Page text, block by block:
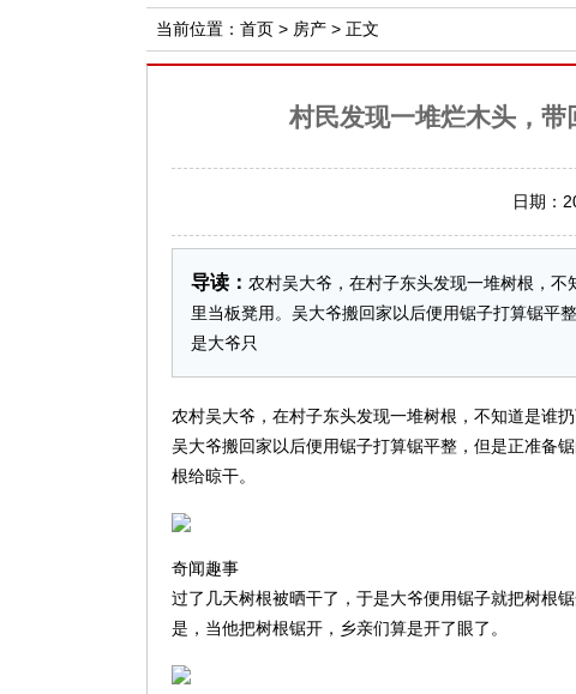
当前位置： 首页 > 房产 > 正文
村民发现一堆烂木头，
日期：
导读： 农村吴大爷，在村子东头发现一堆树根，
里当板凳用。吴大爷搬回家以后便用锯子打算锯平
是大爷只
农村吴大爷，在村子东头发现一堆树根，不知道是谁
吴大爷搬回家以后便用锯子打算锯平整，但是正准备
根给晾干。
奇闻趣事
过了几天树根被晒干了，于是大爷便用锯子就把树根
是，当他把树根锯开，乡亲们算是开了眼了。